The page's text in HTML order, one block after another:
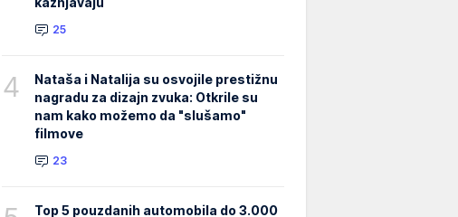
25
4
Nataša i Natalija su osvojile prestižnu
nagradu za dizajn zvuka: Otkrile su
nam kako možemo da "slušamo"
filmove
23
Top 5 pouzdanih automobila do 3.000